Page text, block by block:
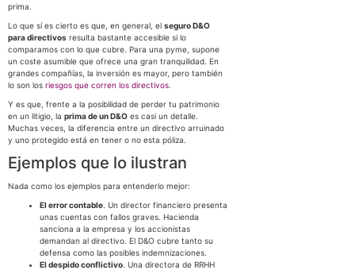
prima.
Lo que sí es cierto es que, en general, el seguro D&O
para directivos resulta bastante accesible si lo
comparamos con lo que cubre. Para una pyme, supone
un coste asumible que ofrece una gran tranquilidad. En
grandes compañías, la inversión es mayor, pero también
lo son los riesgos que corren los directivos
Y es que, frente a la posibilidad de perder tu patrimonio
en un litigio, la prima de un D&O es casi un detalle.
Muchas veces, la diferencia entre un directivo arruinado
y uno protegido está en tener o no esta póliza.
Ejemplos que lo ilustran
Nada como los ejemplos para entenderlo mejor:
El error contable . Un director financiero presenta
unas cuentas con fallos graves. Hacienda
sanciona a la empresa y los accionistas
demandan al directivo. El D&O cubre tanto su
defensa como las posibles indemnizaciones.
El despido conflictivo . Una directora de RRHH